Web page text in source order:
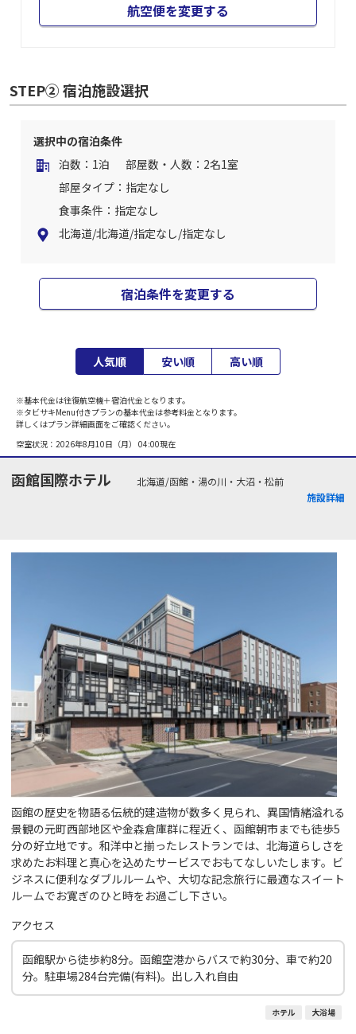
航空便を変更する
STEP② 宿泊施設選択
選択中の宿泊条件
泊数：1泊
部屋数・人数：2名1室
部屋タイプ：指定なし
食事条件：指定なし
北海道/北海道/指定なし/指定なし
宿泊条件を変更する
人気順 安い順 高い順
※基本代金は往復航空機＋宿泊代金となります。
※タビサキMenu付きプランの基本代金は参考料金となります。
詳しくはプラン詳細画面をご確認ください。
空室状況： 2026年8月10日（月） 04:00現在
函館国際ホテル
北海道/函館・湯の川・大沼・松前
施設詳細
函館の歴史を物語る伝統的建造物が数多く見られ、異国情緒溢れる
景観の元町西部地区や金森倉庫群に程近く、函館朝市までも徒歩5
分の好立地です。和洋中と揃ったレストランでは、北海道らしさを
求めたお料理と真心を込めたサービスでおもてなしいたします。ビ
ジネスに便利なダブルルームや、大切な記念旅行に最適なスイート
ルームでお寛ぎのひと時をお過ごし下さい。
アクセス
函館駅から徒歩約8分。函館空港からバスで約30分、車で約20
分。駐車場284台完備(有料)。出し入れ自由
ホテル 大浴場